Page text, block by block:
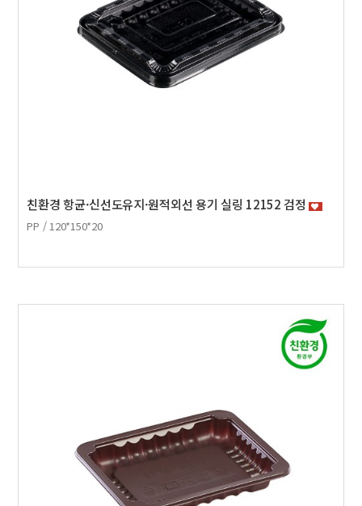
친환경 항균·신선도유지·원적외선 용기 실링 12152 검정
PP / 120*150*20